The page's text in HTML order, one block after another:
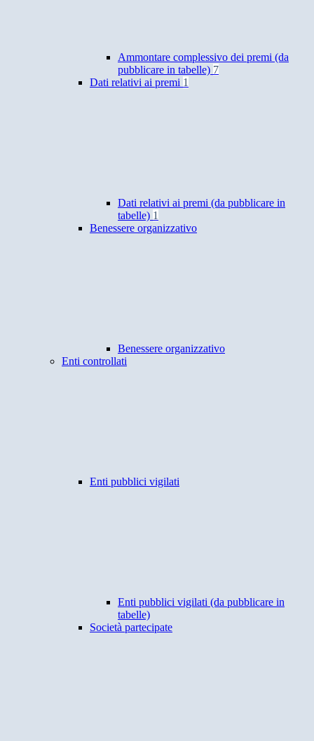
Ammontare complessivo dei premi (da
pubblicare in tabelle) 7
Dati relativi ai premi 1
Dati relativi ai premi (da pubblicare in
tabelle) 1
Benessere organizzativo
Benessere organizzativo
Enti controllati
Enti pubblici vigilati
Enti pubblici vigilati (da pubblicare in
tabelle)
Società partecipate